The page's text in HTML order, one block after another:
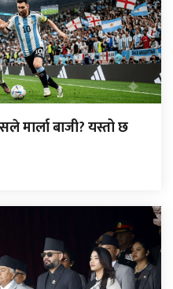
मार्ला बाजी? यस्तो छ